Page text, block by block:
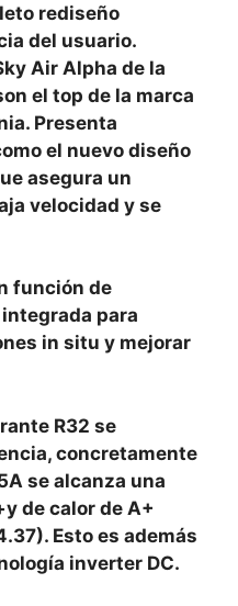
rediseño
del usuario.
Air Alpha de la
el top de la marca
Presenta
el nuevo diseño
asegura un
velocidad y se
función de
para
in situ y mejorar
R32 se
concretamente
se alcanza una
de calor de A+
Esto es además
inverter DC.